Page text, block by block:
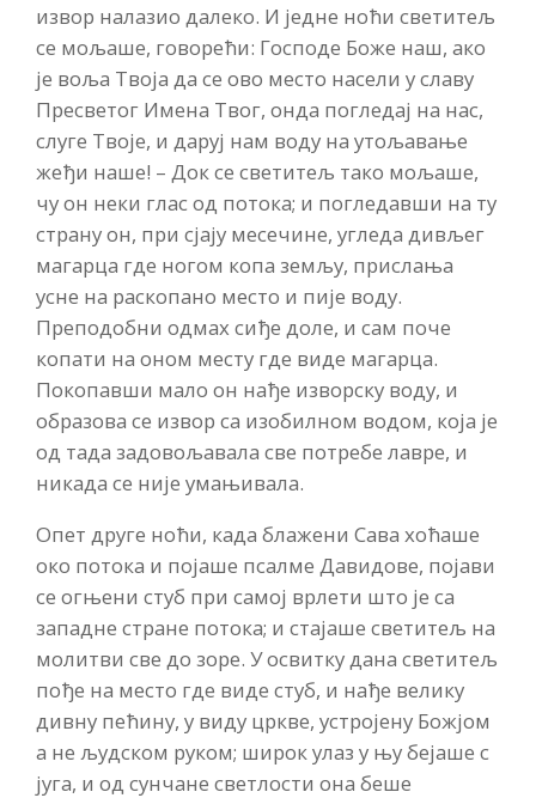
извор налазио далеко. И једне ноћи светитељ
се мољаше, говорећи: Господе Боже наш, ако
је воља Твоја да се ово место насели у славу
Пресветог Имена Твог, онда погледај на нас,
слуге Твоје, и даруј нам воду на утољавање
жеђи наше! – Док се светитељ тако мољаше,
чу он неки глас од потока; и погледавши на ту
страну он, при сјају месечине, угледа дивљег
магарца где ногом копа земљу, прислања
усне на раскопано место и пије воду.
Преподобни одмах сиђе доле, и сам поче
копати на оном месту где виде магарца.
Покопавши мало он нађе изворску воду, и
образова се извор са изобилном водом, која је
од тада задовољавала све потребе лавре, и
никада се није умањивала.
Опет друге ноћи, када блажени Сава хоћаше
око потока и појаше псалме Давидове, појави
се огњени стуб при самој врлети што је са
западне стране потока; и стајаше светитељ на
молитви све до зоре. У освитку дана светитељ
пође на место где виде стуб, и нађе велику
дивну пећину, у виду цркве, устројену Божјом
а не људском руком; широк улаз у њу бејаше с
југа, и од сунчане светлости она беше